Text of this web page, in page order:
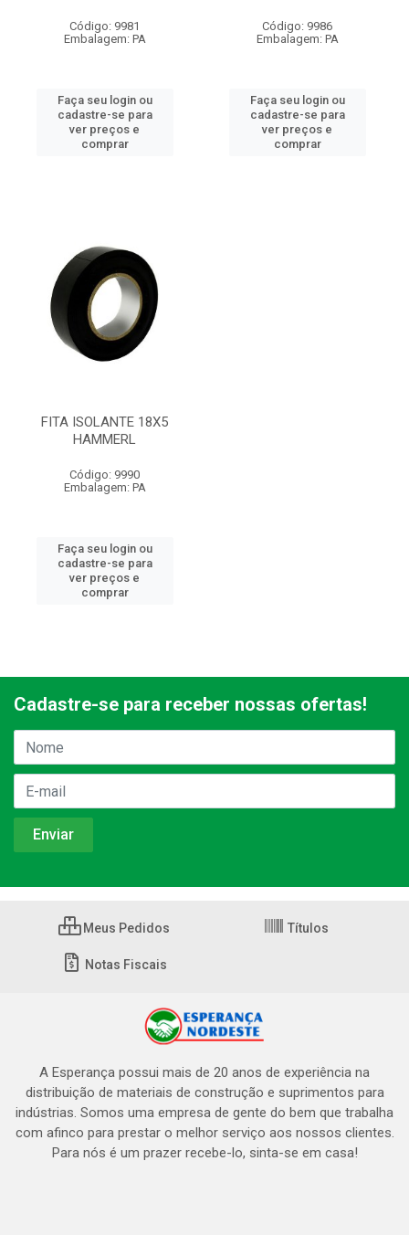
Código: 9981
Embalagem: PA
Faça seu login ou
cadastre-se para
ver preços e
comprar
Código: 9986
Embalagem: PA
Faça seu login ou
cadastre-se para
ver preços e
comprar
FITA ISOLANTE 18X5
HAMMERL
Código: 9990
Embalagem: PA
Faça seu login ou
cadastre-se para
ver preços e
comprar
Cadastre-se para receber nossas ofertas!
Meus Pedidos Títulos
Notas Fiscais
A Esperança possui mais de 20 anos de experiência na
distribuição de materiais de construção e suprimentos para
indústrias. Somos uma empresa de gente do bem que trabalha
com afinco para prestar o melhor serviço aos nossos clientes.
Para nós é um prazer recebe-lo, sinta-se em casa!